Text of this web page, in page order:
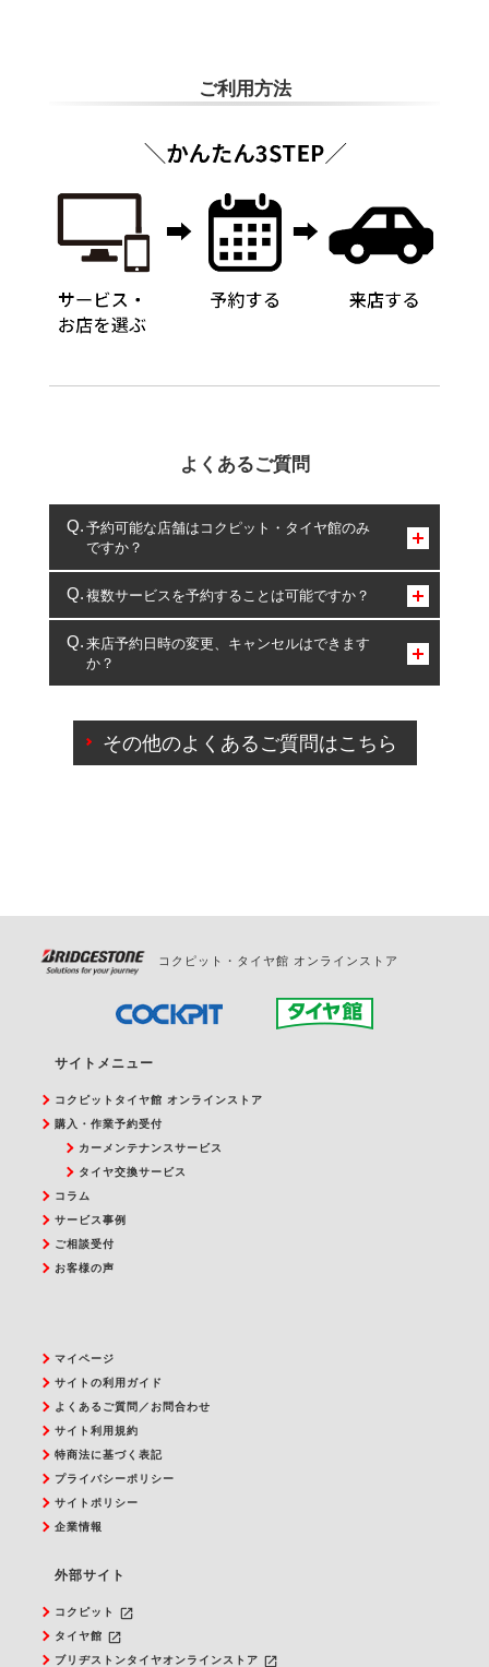
ご利用方法
よくあるご質問
予約可能な店舗はコクピット・タイヤ館のみ
ですか？
コクピット・タイヤ館のみとなります。
複数サービスを予約することは可能ですか？
複数サービスのご予約は可能です。
一部の商品・サービスの組み合わせに限り、同時にご予約が
出来ないものもございます。
来店予約日時の変更、キャンセルはできます
か？
ご来店予約日の3営業日前を過ぎている場合のご予約
の日時変更につきましては、直接ご予約の店舗まで
その他のよくあるご質問はこちら
コクピット・タイヤ館 オンラインストア
サイトメニュー
コクピットタイヤ館 オンラインストア
購入・作業予約受付
カーメンテナンスサービス
タイヤ交換サービス
コラム
サービス事例
ご相談受付
お客様の声
マイページ
サイトの利用ガイド
よくあるご質問／お問合わせ
サイト利用規約
特商法に基づく表記
プライバシーポリシー
サイトポリシー
企業情報
外部サイト
コクピット launch
タイヤ館 launch
ブリヂストンタイヤオンラインストア launch